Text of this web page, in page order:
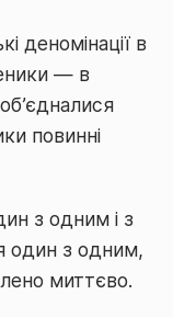
деномінації в
— в
повинні
з одним і з
один з одним,
миттєво.